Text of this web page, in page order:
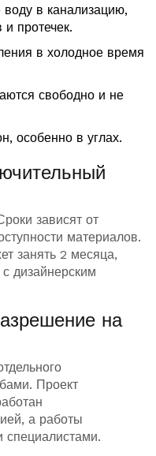
в канализацию,
и протечек.
в холодное время
свободно и не
особенно в углах.
зависят от
материалов.
занять 2 месяца,
дизайнерским
на
Проект
а работы